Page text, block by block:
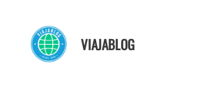
contenido
VIAJABLOG